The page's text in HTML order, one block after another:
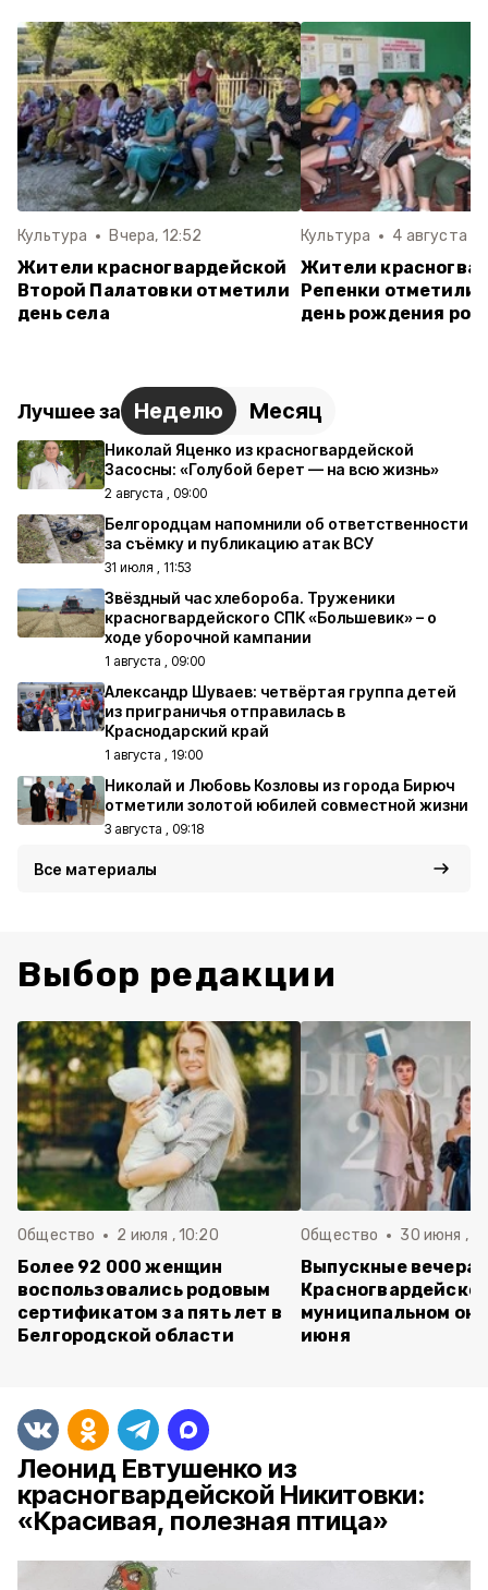
Культура Вчера, 12:52
Жители красногвардейской
Второй Палатовки отметили
день села
Культура 4 августа ,
Жители
Репенки отметили
день рождения
Лучшее за Неделю Месяц
Николай Яценко из красногвардейской
Засосны: «Голубой берет — на всю жизнь»
2 августа , 09:00
Белгородцам напомнили об ответственности
за съёмку и публикацию атак ВСУ
31 июля , 11:53
Звёздный час хлебороба. Труженики
красногвардейского СПК «Большевик» – о
ходе уборочной кампании
1 августа , 09:00
Александр Шуваев: четвёртая группа детей
из приграничья отправилась в
Краснодарский край
1 августа , 19:00
Николай и Любовь Козловы из города Бирюч
отметили золотой юбилей совместной жизни
3 августа , 09:18
Все материалы
Выбор редакции
Общество 2 июля , 10:20
Более 92 000 женщин
воспользовались родовым
сертификатом за пять лет в
Белгородской области
Общество 30 июня ,
Выпускные вечера
муниципальном
июня
Леонид Евтушенко из
красногвардейской Никитовки:
«Красивая, полезная птица»